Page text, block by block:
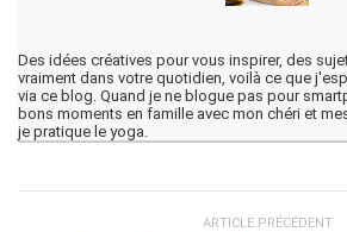
Des idées créatives pour vous inspirer, des
vraiment dans votre quotidien, voilà ce que
via ce blog. Quand je ne blogue pas pour
bons moments en famille avec mon chéri et
je pratique le yoga.
ARTICLE PRÉCÉDENT